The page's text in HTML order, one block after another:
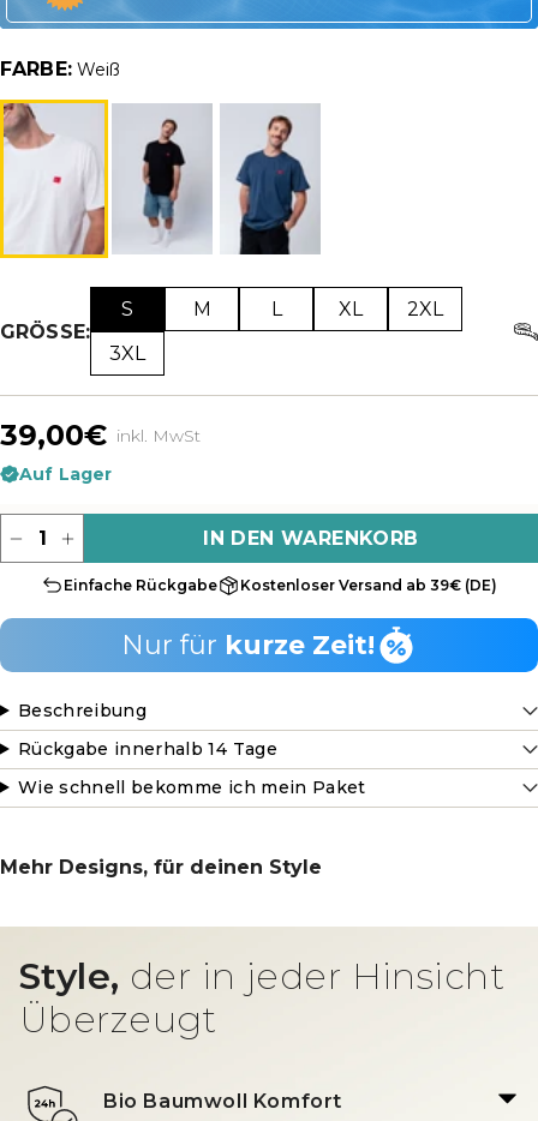
FARBE: Weiß
GRÖSSE:
S M L XL
2XL
3XL
39,00€ inkl. MwSt
Auf Lager
IN DEN WARENKORB
Einfache Rückgabe Kostenloser Versand ab 39€ (DE)
Nur für kurze Zeit!
Beschreibung
Rückgabe innerhalb 14 Tage
Wie schnell bekomme ich mein Paket
Mehr Designs, für deinen Style
Style, der in jeder Hinsicht
Überzeugt
Bio Baumwoll Komfort